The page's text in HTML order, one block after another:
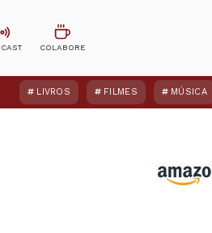
LIVROS FILMES MÚSICA